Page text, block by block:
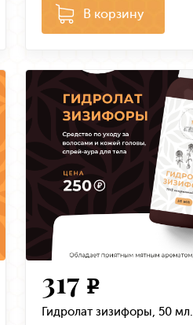
В корзину
317 e
Гидролат зизифоры, 50 мл.